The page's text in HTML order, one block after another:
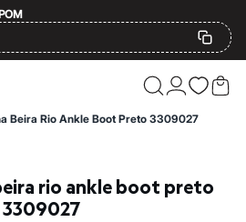
Beira Rio Ankle Boot Preto 3309027
3309027